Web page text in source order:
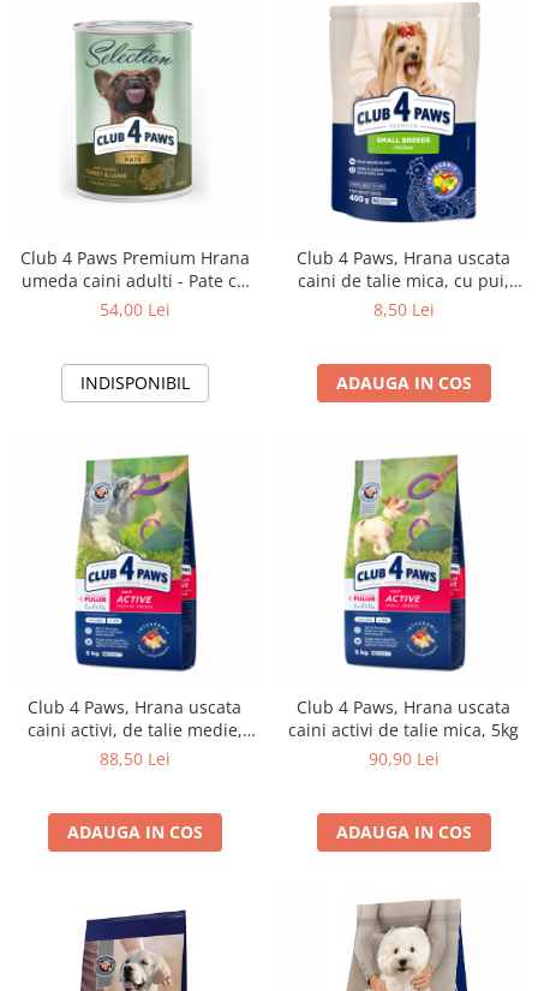
Club 4 Paws Premium Hrana
umeda caini adulti - Pate cu
curcan si miel, 6x400 g
54,00 Lei
INDISPONIBIL
Club 4 Paws, Hrana uscata
caini de talie mica, cu pui,
400g
8,50 Lei
ADAUGA IN COS
Club 4 Paws, Hrana uscata
caini activi, de talie medie,
5kg
88,50 Lei
ADAUGA IN COS
Club 4 Paws, Hrana uscata
caini activi de talie mica, 5kg
90,90 Lei
ADAUGA IN COS